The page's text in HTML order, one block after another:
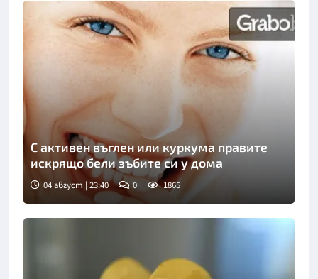
С активен въглен или куркума правите
искрящо бели зъбите си у дома
04 август | 23:40 0 1865